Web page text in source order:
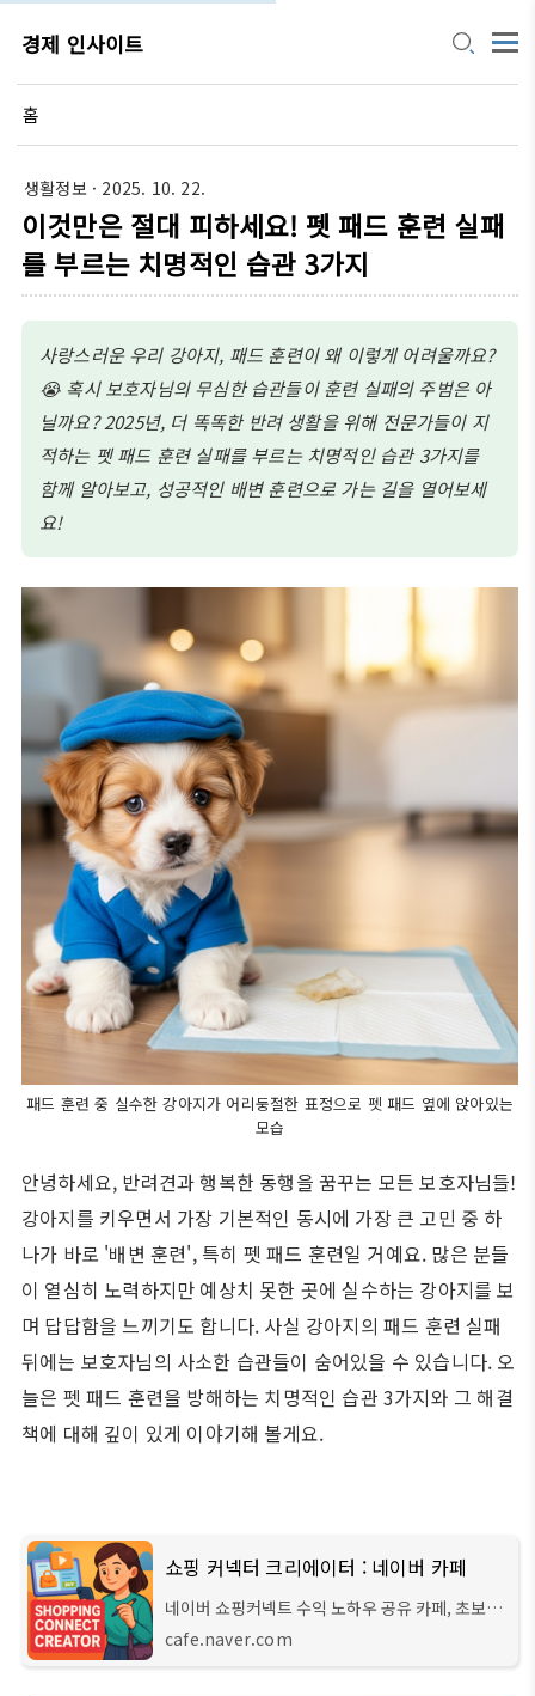
경제 인사이트
홈
생활정보· 2025. 10. 22.
이것만은 절대 피하세요! 펫 패드 훈련 실패
를 부르는 치명적인 습관 3가지
사랑스러운 우리 강아지, 패드 훈련이 왜 이렇게 어려울까요?
😭 혹시 보호자님의 무심한 습관들이 훈련 실패의 주범은 아
닐까요? 2025년, 더 똑똑한 반려 생활을 위해 전문가들이 지
적하는 펫 패드 훈련 실패를 부르는 치명적인 습관 3가지를
함께 알아보고, 성공적인 배변 훈련으로 가는 길을 열어보세
요!
패드 훈련 중 실수한 강아지가 어리둥절한 표정으로 펫 패드 옆에 앉아있는
모습
안녕하세요, 반려견과 행복한 동행을 꿈꾸는 모든 보호자님들!
강아지를 키우면서 가장 기본적인 동시에 가장 큰 고민 중 하
나가 바로 '배변 훈련', 특히 펫 패드 훈련일 거예요. 많은 분들
이 열심히 노력하지만 예상치 못한 곳에 실수하는 강아지를 보
며 답답함을 느끼기도 합니다. 사실 강아지의 패드 훈련 실패
뒤에는 보호자님의 사소한 습관들이 숨어있을 수 있습니다. 오
늘은 펫 패드 훈련을 방해하는 치명적인 습관 3가지와 그 해결
책에 대해 깊이 있게 이야기해 볼게요.
쇼핑 커넥터 크리에이터 : 네이버 카페
네이버 쇼핑커넥트 수익 노하우 공유 카페, 초보도
쉽게 배우는 쇼핑 수익 크리에이터
cafe.naver.com